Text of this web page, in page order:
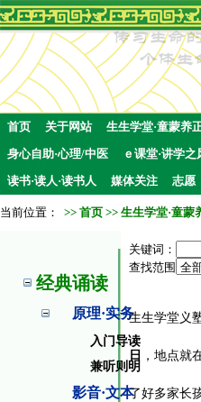
首页 关于网站 生生学堂·童蒙养
身心自助·心理/中医
ｅ课堂·讲学之
读书·读人·读书人
媒体关注 志愿
当前位置： >> 首页 >> 生生学堂·童蒙
经典诵读
原理·实务
入门导读
兼听则明
影音·文本
关键词：
查找范围
生生学堂义
日 ，地点就
了好多家长